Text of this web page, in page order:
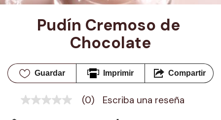
Pudín Cremoso de
Chocolate
Guardar Imprimir Compartir
Sin
(0) Escriba una reseña